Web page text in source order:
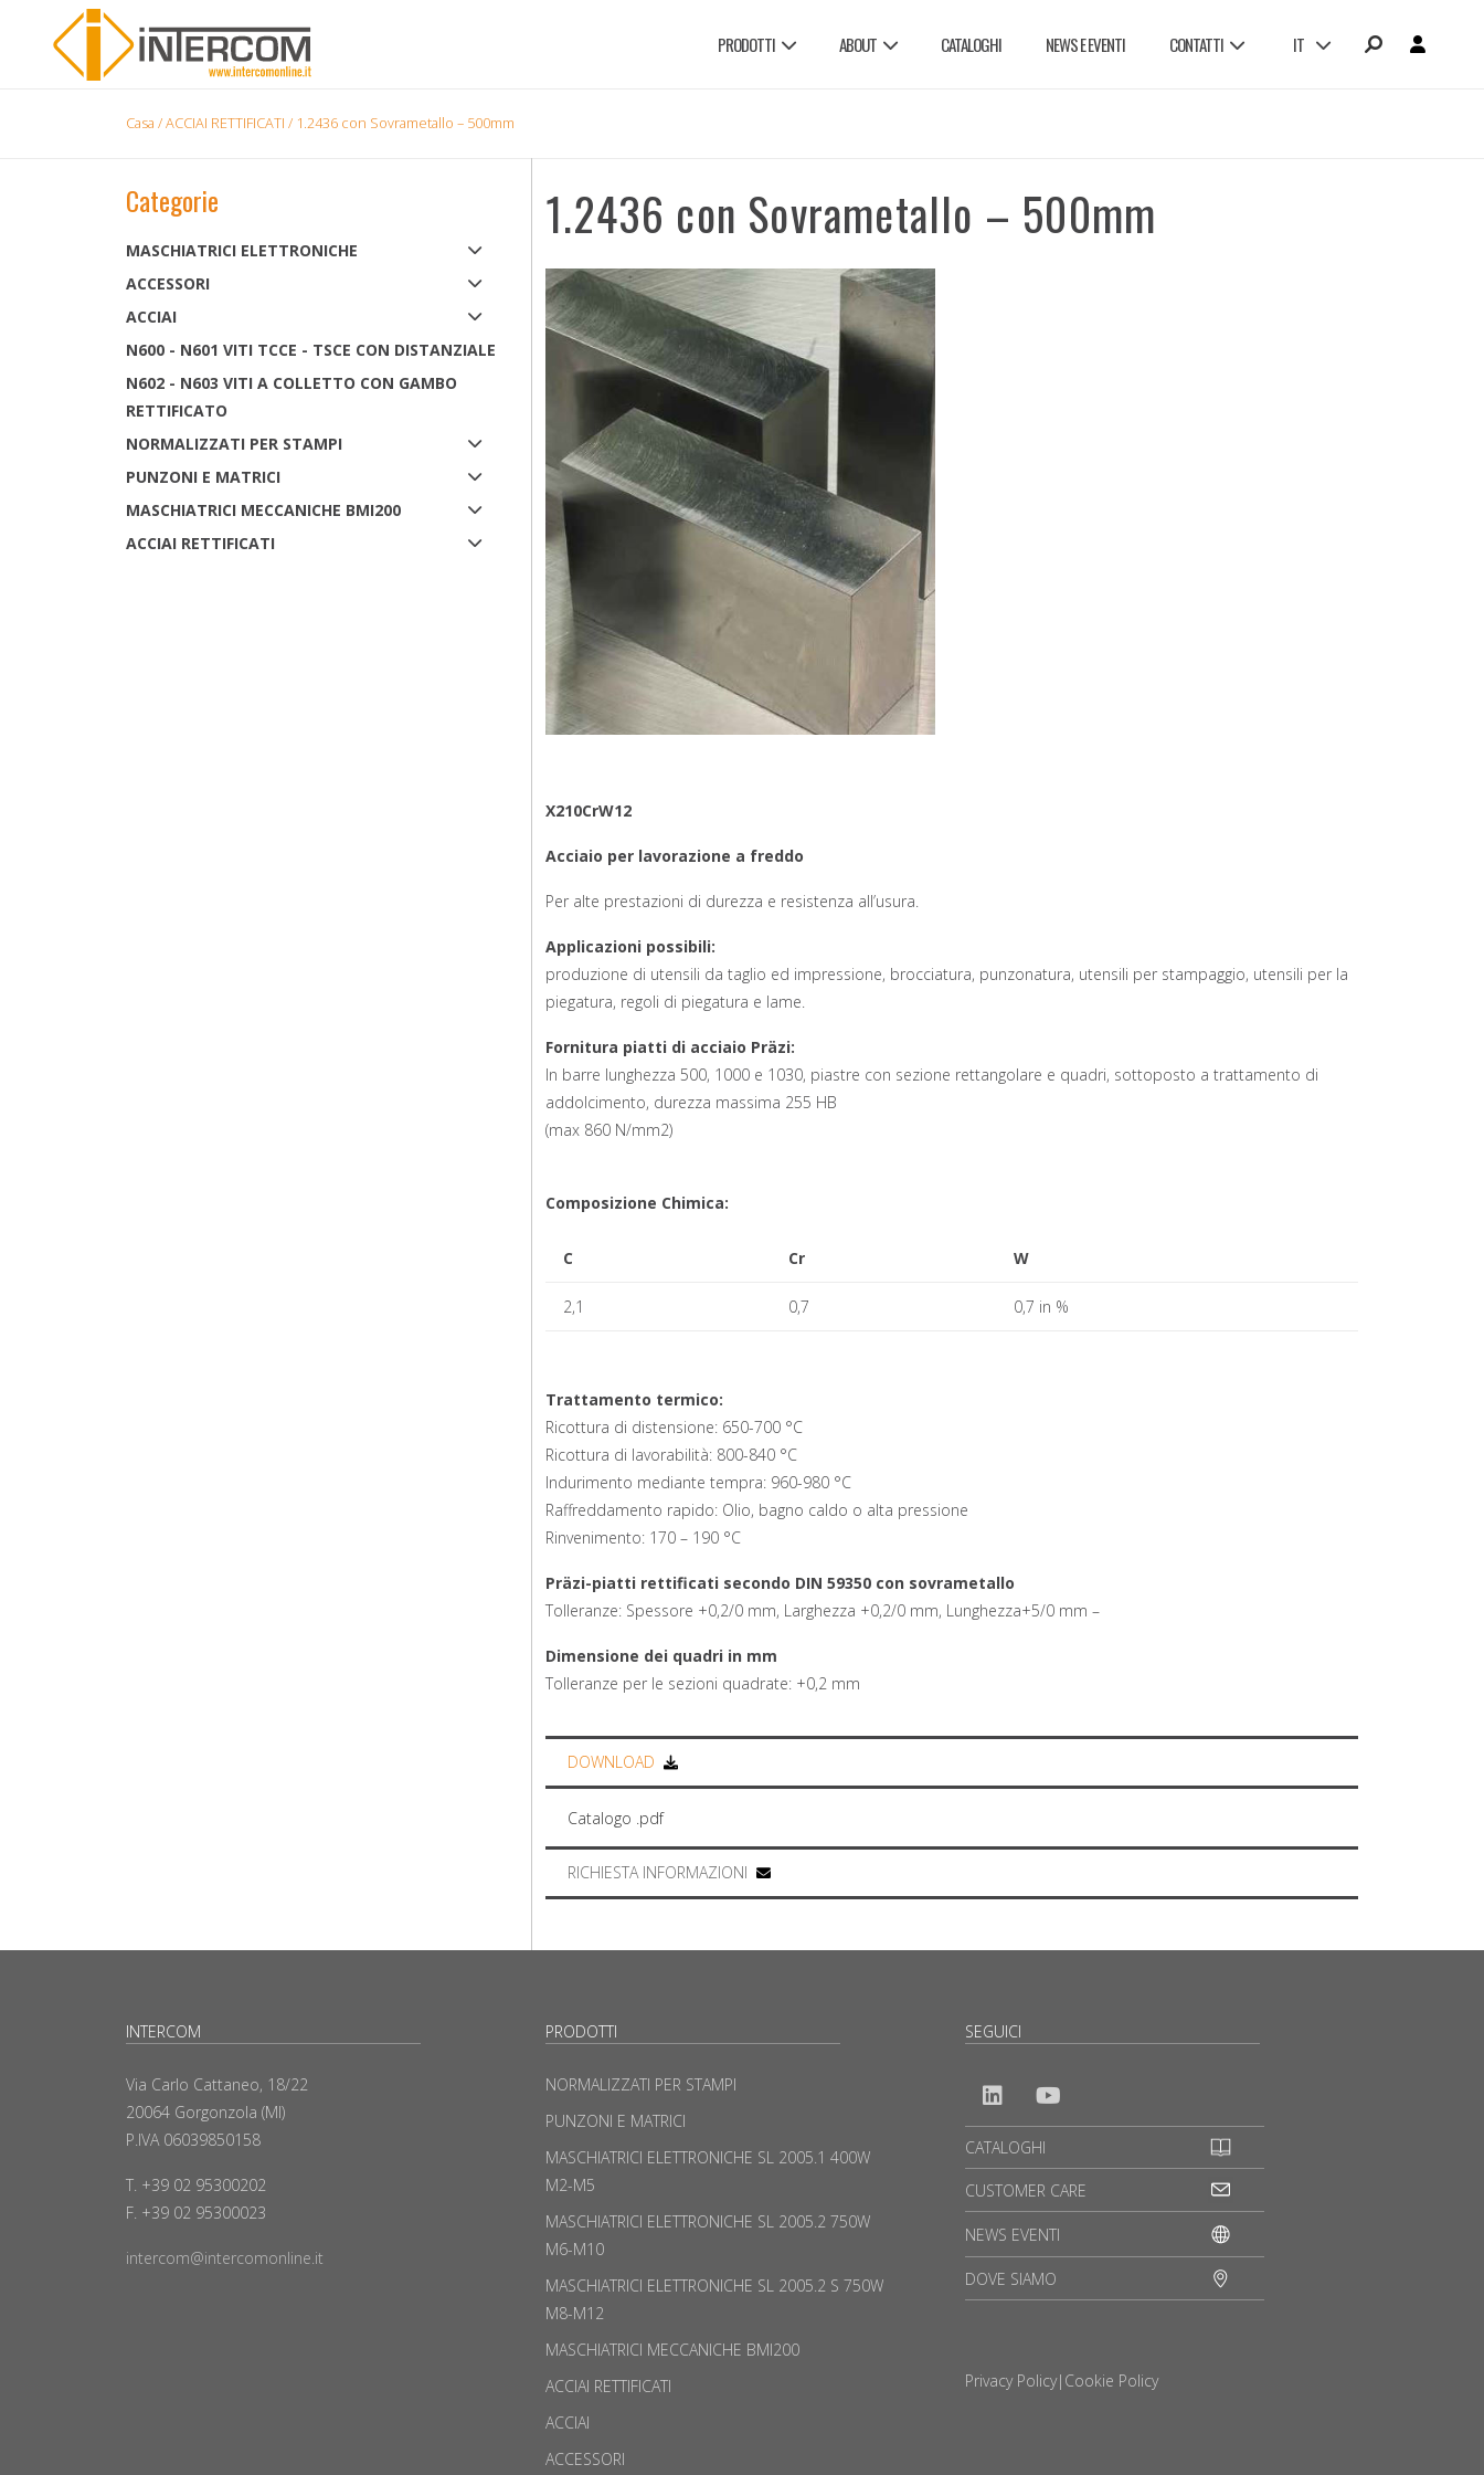
PRODOTTI ABOUT CATALOGHI NEWS E EVENTI CONTATTI IT
Casa /ACCIAI RETTIFICATI / 1.2436 con Sovrametallo – 500mm
Categorie
MASCHIATRICI ELETTRONICHE
ACCESSORI
ACCIAI
N600 - N601 VITI TCCE - TSCE CON DISTANZIALE
N602 - N603 VITI A COLLETTO CON GAMBO
RETTIFICATO
NORMALIZZATI PER STAMPI
PUNZONI E MATRICI
MASCHIATRICI MECCANICHE BMI200
ACCIAI RETTIFICATI
1.2436 con Sovrametallo – 500mm
X210CrW12
Acciaio per lavorazione a freddo
Per alte prestazioni di durezza e resistenza all’usura.
Applicazioni possibili:
produzione di utensili da taglio ed impressione, brocciatura, punzonatura, utensili per stampaggio, utensili per la
piegatura, regoli di piegatura e lame.
Fornitura piatti di acciaio Präzi:
In barre lunghezza 500, 1000 e 1030, piastre con sezione rettangolare e quadri, sottoposto a trattamento di
addolcimento, durezza massima 255 HB
(max 860 N/mm2)
Composizione Chimica:
C Cr W
2,1 0,7 0,7 in %
Trattamento termico:
Ricottura di distensione: 650-700 °C
Ricottura di lavorabilità: 800-840 °C
Indurimento mediante tempra: 960-980 °C
Raffreddamento rapido: Olio, bagno caldo o alta pressione
Rinvenimento: 170 – 190 °C
Präzi-piatti rettificati secondo DIN 59350 con sovrametallo
Tolleranze: Spessore +0,2/0 mm, Larghezza +0,2/0 mm, Lunghezza+5/0 mm –
Dimensione dei quadri in mm
Tolleranze per le sezioni quadrate: +0,2 mm
DOWNLOAD
Catalogo .pdf
RICHIESTA INFORMAZIONI
INTERCOM
Via Carlo Cattaneo, 18/22
20064 Gorgonzola (MI)
P.IVA 06039850158
T. +39 02 95300202
F. +39 02 95300023
intercom@intercomonline.it
PRODOTTI
NORMALIZZATI PER STAMPI
PUNZONI E MATRICI
MASCHIATRICI ELETTRONICHE SL 2005.1 400W
M2-M5
MASCHIATRICI ELETTRONICHE SL 2005.2 750W
M6-M10
MASCHIATRICI ELETTRONICHE SL 2005.2 S 750W
M8-M12
MASCHIATRICI MECCANICHE BMI200
ACCIAI RETTIFICATI
ACCIAI
ACCESSORI
SEGUICI
CATALOGHI
CUSTOMER CARE
NEWS EVENTI
DOVE SIAMO
Privacy Policy| Cookie Policy